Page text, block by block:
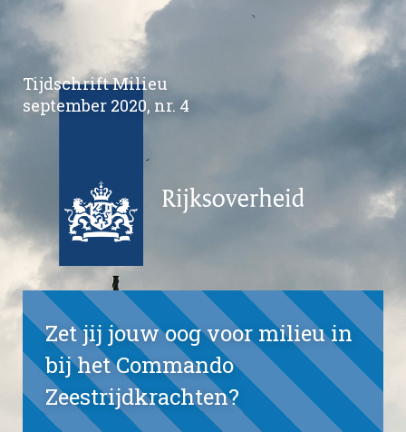
Tijdschrift Milieu
september 2020, nr. 4
Zet jij jouw oog voor milieu in
bij het Commando
Zeestrijdkrachten?